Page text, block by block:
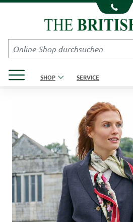
Kompletten Head der Seite überspringen
SHOP SERVICE